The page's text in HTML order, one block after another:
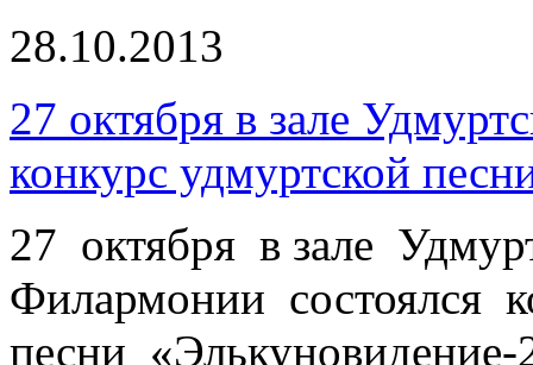
28.10.2013
27 октября в зале
конкурс удмуртской
27 октября в зале
Филармонии состоялся
песни